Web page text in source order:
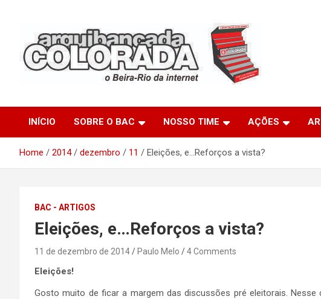
Arquibancada Colorada
INÍCIO SOBRE O BAC NOSSO TIME AÇÕES
Home 2014 dezembro 11 Eleições, e…Reforços a vista?
BAC - ARTIGOS
Eleições, e…Reforços a vista?
11 de dezembro de 2014 Paulo Melo 4 Comments
Eleições!
Gosto muito de ficar a margem das discussões pré eleitorais.